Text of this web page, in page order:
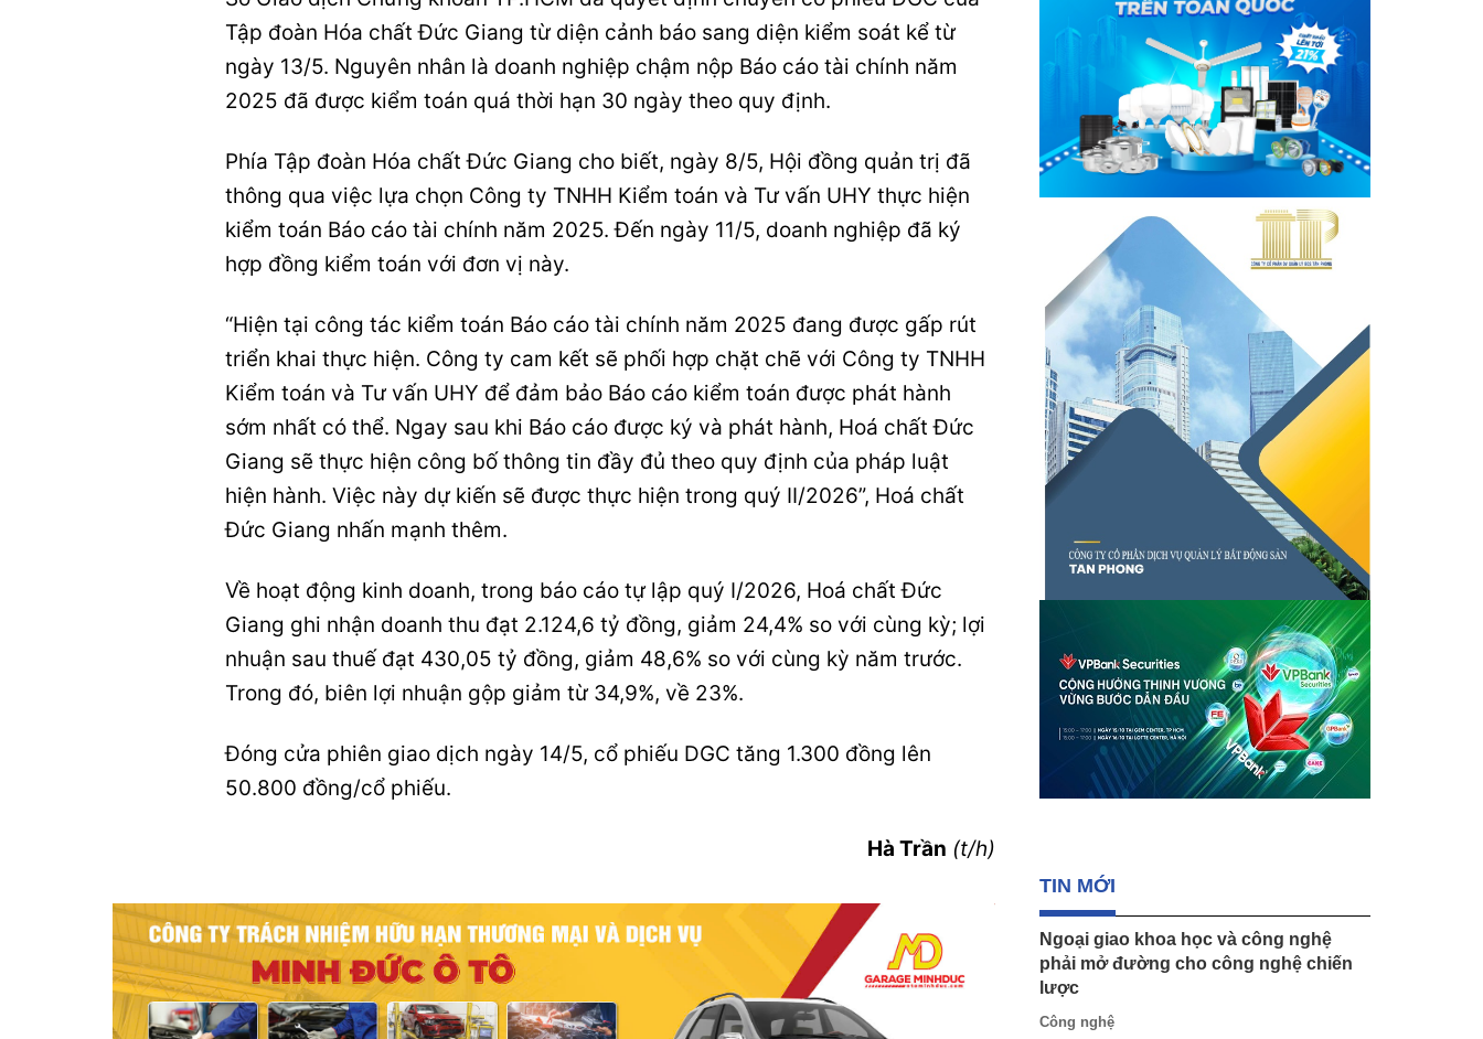
Tập đoàn Hóa chất Đức Giang từ diện cảnh báo sang diện kiểm soát kể từ
ngày 13/5. Nguyên nhân là doanh nghiệp chậm nộp Báo cáo tài chính năm
2025 đã được kiểm toán quá thời hạn 30 ngày theo quy định.
Phía Tập đoàn Hóa chất Đức Giang cho biết, ngày 8/5, Hội đồng quản trị đã
thông qua việc lựa chọn Công ty TNHH Kiểm toán và Tư vấn UHY thực hiện
kiểm toán Báo cáo tài chính năm 2025. Đến ngày 11/5, doanh nghiệp đã ký
hợp đồng kiểm toán với đơn vị này.
“Hiện tại công tác kiểm toán Báo cáo tài chính năm 2025 đang được gấp rút
triển khai thực hiện. Công ty cam kết sẽ phối hợp chặt chẽ với Công ty TNHH
Kiểm toán và Tư vấn UHY để đảm bảo Báo cáo kiểm toán được phát hành
sớm nhất có thể. Ngay sau khi Báo cáo được ký và phát hành, Hoá chất Đức
Giang sẽ thực hiện công bố thông tin đầy đủ theo quy định của pháp luật
hiện hành. Việc này dự kiến sẽ được thực hiện trong quý II/2026”, Hoá chất
Đức Giang nhấn mạnh thêm.
Về hoạt động kinh doanh, trong báo cáo tự lập quý I/2026, Hoá chất Đức
Giang ghi nhận doanh thu đạt 2.124,6 tỷ đồng, giảm 24,4% so với cùng kỳ; lợi
nhuận sau thuế đạt 430,05 tỷ đồng, giảm 48,6% so với cùng kỳ năm trước.
Trong đó, biên lợi nhuận gộp giảm từ 34,9%, về 23%.
Đóng cửa phiên giao dịch ngày 14/5, cổ phiếu DGC tăng 1.300 đồng lên
50.800 đồng/cổ phiếu.
Hà Trần (t/h)
TIN MỚI
Ngoại giao khoa học và công nghệ
phải mở đường cho công nghệ chiến
lược
Công nghệ